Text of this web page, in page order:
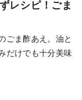
レシピ！ごま
ごま酢あえ。油と
だけでも十分美味